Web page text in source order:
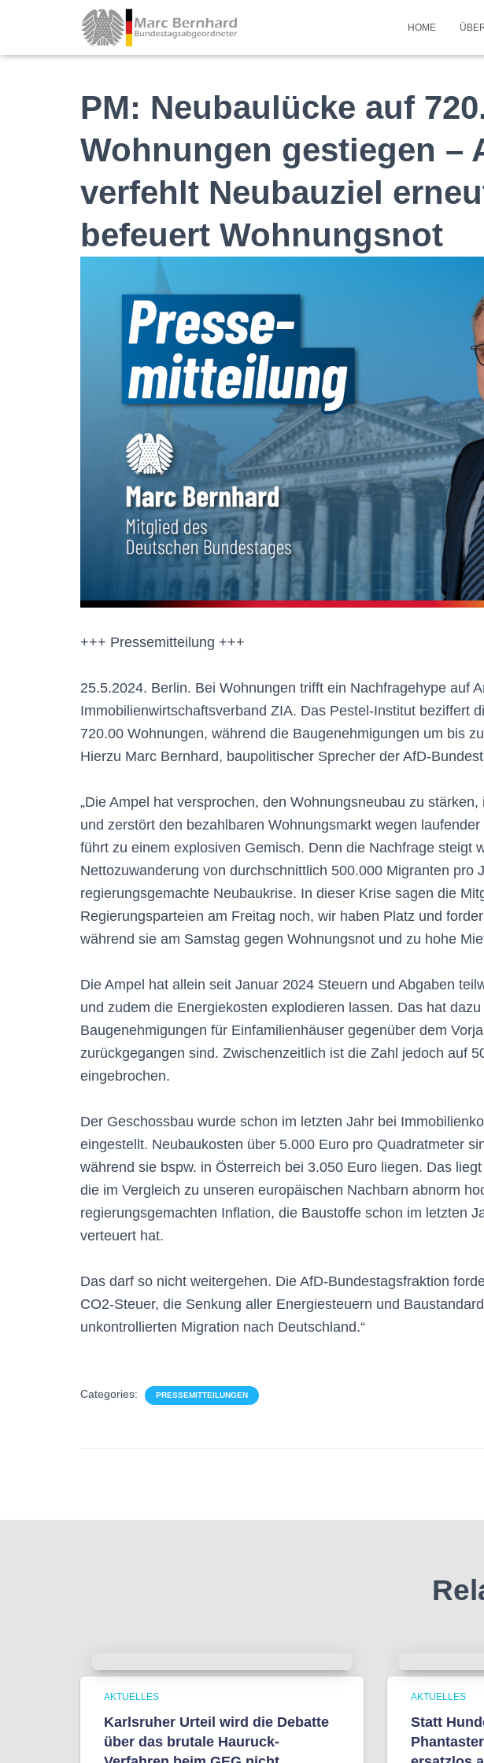
HOME
PM: Neubaulücke auf
Wohnungen gestiegen –
verfehlt Neubauziel
befeuert Wohnungsnot
+++ Pressemitteilung +++
25.5.2024. Berlin. Bei Wohnungen trifft ein Nachfragehype auf
Immobilienwirtschaftsverband ZIA. Das Pestel-Institut beziffert
720.00 Wohnungen, während die Baugenehmigungen um bis
Hierzu Marc Bernhard, baupolitischer Sprecher der AfD-
„Die Ampel hat versprochen, den Wohnungsneubau zu
und zerstört den bezahlbaren Wohnungsmarkt wegen
führt zu einem explosiven Gemisch. Denn die Nachfrage steigt
Nettozuwanderung von durchschnittlich 500.000 Migranten pro
regierungsgemachte Neubaukrise. In dieser Krise sagen die
Regierungsparteien am Freitag noch, wir haben Platz und
während sie am Samstag gegen Wohnungsnot und zu hohe
Die Ampel hat allein seit Januar 2024 Steuern und Abgaben
und zudem die Energiekosten explodieren lassen. Das hat
Baugenehmigungen für Einfamilienhäuser gegenüber dem
zurückgegangen sind. Zwischenzeitlich ist die Zahl jedoch auf
eingebrochen.
Der Geschossbau wurde schon im letzten Jahr bei
eingestellt. Neubaukosten über 5.000 Euro pro Quadratmeter
während sie bspw. in Österreich bei 3.050 Euro liegen. Das
die im Vergleich zu unseren europäischen Nachbarn abnorm
regierungsgemachten Inflation, die Baustoffe schon im letzten
verteuert hat.
Das darf so nicht weitergehen. Die AfD-Bundestagsfraktion
CO2-Steuer, die Senkung aller Energiesteuern und
unkontrollierten Migration nach Deutschland.“
Categories: PRESSEMITTEILUNGEN
AKTUELLES
Karlsruher Urteil wird die Debatte
über das brutale Hauruck-
AKTUELLES
Statt